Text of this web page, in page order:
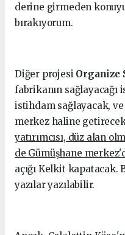
derine girmeden
bırakıyorum.
Diğer projesi Organize
fabrikanın
istihdam sağlayacak,
merkez haline
yatırımcısı, düz alan
de Gümüşhane
açığı Kelkit kapatacak.
yazılar yazılabilir.